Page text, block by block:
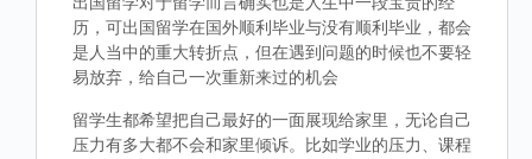
历，可出国留学在国外顺利毕业与没有顺利毕业，都会
是人当中的重大转折点，但在遇到问题的时候也不要轻
易放弃，给自己一次重新来过的机会
留学生都希望把自己最好的一面展现给家里，无论自己
压力有多大都不会和家里倾诉。比如学业的压力、课程